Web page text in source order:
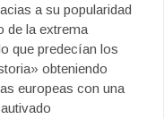
a su popularidad
de la extrema
que predecían los
obteniendo
europeas con una